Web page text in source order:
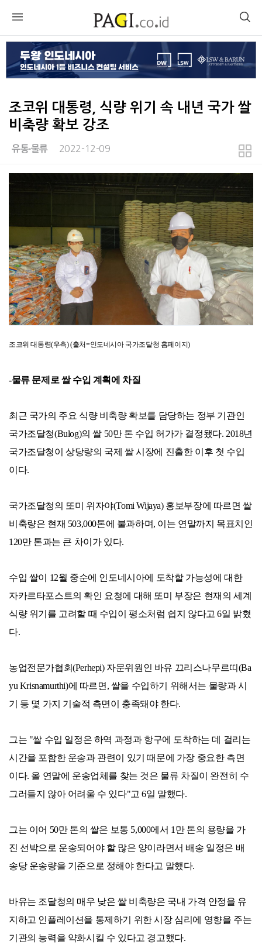
조코위 대통령, 식량 위기 속 내년 국가 쌀
비축량 확보 강조
유통∙물류 2022-12-09
조코위 대통령(우측) (출처=인도네시아 국가조달청 홈페이지)
-물류 문제로 쌀 수입 계획에 차질
최근 국가의 주요 식량 비축량 확보를 담당하는 정부 기관인
국가조달청(Bulog)의 쌀 50만 톤 수입 허가가 결정됐다. 2018년
국가조달청이 상당량의 국제 쌀 시장에 진출한 이후 첫 수입
이다.
국가조달청의 또미 위자야(Tomi Wijaya) 홍보부장에 따르면 쌀
비축량은 현재 503,000톤에 불과하며, 이는 연말까지 목표치인
120만 톤과는 큰 차이가 있다.
수입 쌀이 12월 중순에 인도네시아에 도착할 가능성에 대한
자카르타포스트의 확인 요청에 대해 또미 부장은 현재의 세계
식량 위기를 고려할 때 수입이 평소처럼 쉽지 않다고 6일 밝혔
다.
농업전문가협회(Perhepi) 자문위원인 바유 끄리스나무르띠(Ba
yu Krisnamurthi)에 따르면, 쌀을 수입하기 위해서는 물량과 시
기 등 몇 가지 기술적 측면이 충족돼야 한다.
그는 "쌀 수입 일정은 하역 과정과 항구에 도착하는 데 걸리는
시간을 포함한 운송과 관련이 있기 때문에 가장 중요한 측면
이다. 올 연말에 운송업체를 찾는 것은 물류 차질이 완전히 수
그러들지 않아 어려울 수 있다"고 6일 말했다.
그는 이어 50만 톤의 쌀은 보통 5,000에서 1만 톤의 용량을 가
진 선박으로 운송되어야 할 많은 양이라면서 배송 일정은 배
송당 운송량을 기준으로 정해야 한다고 말했다.
바유는 조달청의 매우 낮은 쌀 비축량은 국내 가격 안정을 유
지하고 인플레이션을 통제하기 위한 시장 심리에 영향을 주는
기관의 능력을 약화시킬 수 있다고 경고했다.